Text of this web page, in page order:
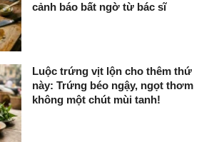
cảnh báo bất ngờ từ bác sĩ
Luộc trứng vịt lộn cho thêm thứ
này: Trứng béo ngậy, ngọt thơm
không một chút mùi tanh!